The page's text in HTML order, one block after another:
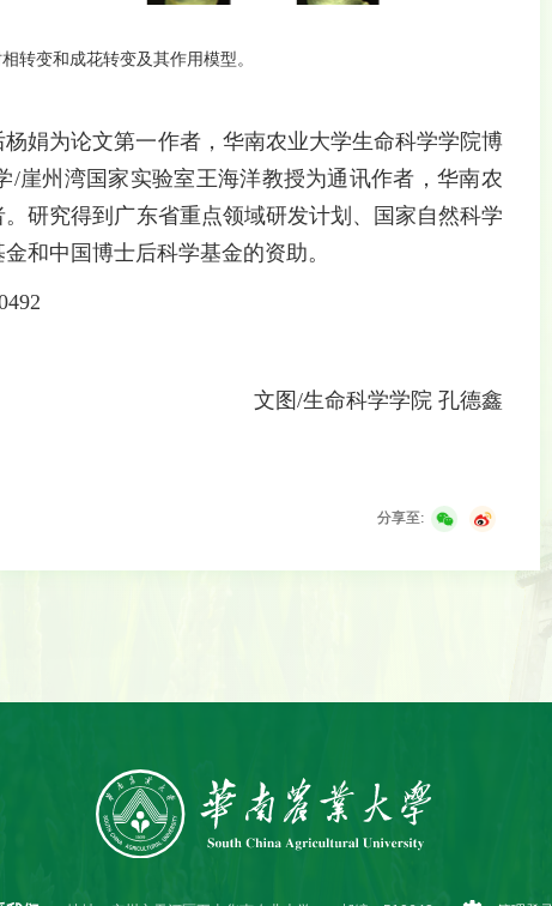
转变和成花转变及其作用模型。
娟为论文第一作者，华南农业大学生命科学学院博
崖州湾国家实验室王海洋教授为通讯作者，华南农
研究得到广东省重点领域研发计划、国家自然科学
和中国博士后科学基金的资助。
文图/生命科学学院 孔德鑫
分享至: